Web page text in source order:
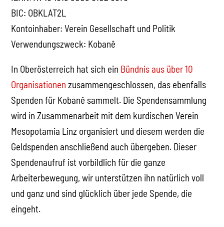
BIC: OBKLAT2L
Kontoinhaber: Verein Gesellschaft und Politik
Verwendungszweck: Kobanê
In Oberösterreich hat sich ein Bündnis aus über 10
Organisationen zusammengeschlossen, das ebenfalls
Spenden für Kobanê sammelt. Die Spendensammlung
wird in Zusammenarbeit mit dem kurdischen Verein
Mesopotamia Linz organisiert und diesem werden die
Geldspenden anschließend auch übergeben. Dieser
Spendenaufruf ist vorbildlich für die ganze
Arbeiterbewegung, wir unterstützen ihn natürlich voll
und ganz und sind glücklich über jede Spende, die
eingeht.